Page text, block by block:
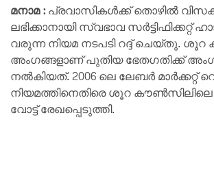
മനാമ :പ്രവാസികൾക്ക് തൊഴിൽ
ലഭിക്കാനായി സ്വഭാവ സർട്ടിഫിക്കറ്റ്
വരുന്ന നിയമ നടപടി റദ്ദ് ചെയ്തു.
അംഗങ്ങളാണ് പുതിയ ഭേതഗതിക്ക്
നൽകിയത്. 2006 ലെ ലേബർ മാർക്കറ്റ്
നിയമത്തിനെതിരെ ശൂറ
വോട്ട് രേഖപ്പെടുത്തി.